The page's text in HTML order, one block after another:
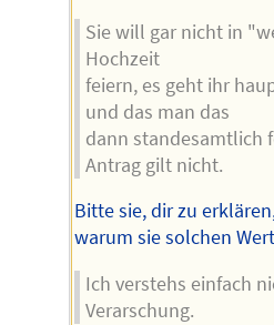
Sie will gar nicht in
Hochzeit
feiern, es geht ihr
und das man das
dann standesamtlich
Antrag gilt nicht.
Bitte sie, dir zu
warum sie solchen
Ich verstehs einfach
Verarschung.